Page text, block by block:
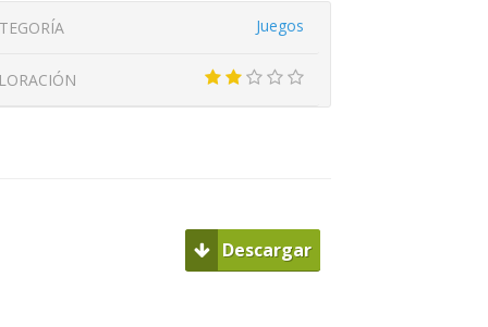
Juegos
Descargar